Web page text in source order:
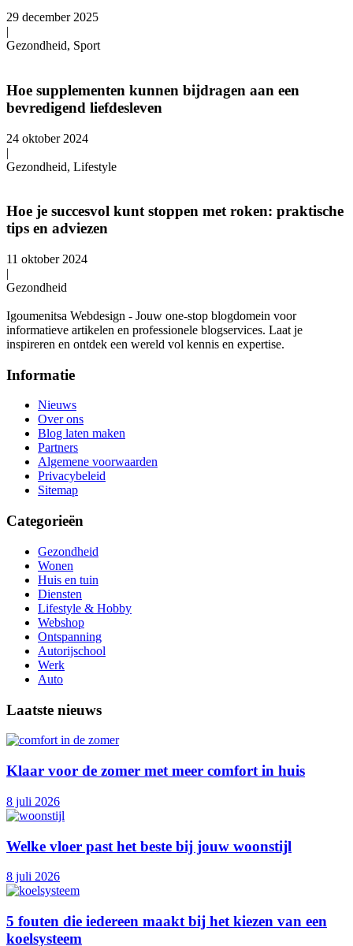
29 december 2025
|
Gezondheid, Sport
Hoe supplementen kunnen bijdragen aan een
bevredigend liefdesleven
24 oktober 2024
|
Gezondheid, Lifestyle
Hoe je succesvol kunt stoppen met roken: praktische
tips en adviezen
11 oktober 2024
|
Gezondheid
Igoumenitsa Webdesign - Jouw one-stop blogdomein voor
informatieve artikelen en professionele blogservices. Laat je
inspireren en ontdek een wereld vol kennis en expertise.
Informatie
Nieuws
Over ons
Blog laten maken
Partners
Algemene voorwaarden
Privacybeleid
Sitemap
Categorieën
Gezondheid
Wonen
Huis en tuin
Diensten
Lifestyle & Hobby
Webshop
Ontspanning
Autorijschool
Werk
Auto
Laatste nieuws
Klaar voor de zomer met meer comfort in huis
8 juli 2026
Welke vloer past het beste bij jouw woonstijl
8 juli 2026
5 fouten die iedereen maakt bij het kiezen van een
koelsysteem